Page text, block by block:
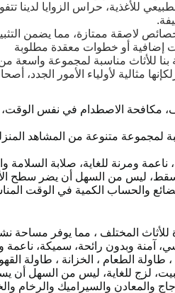
بخصائص لاصقة ممتازة، مما يضمن
إضافية أو خطوات معقدة مطلوبة
بنا للأثاث مناسبة لمجموعة
مثالية لأولياء الأمور الجدد،
الاصطدام في نفس الوقت،
لمجموعة متنوعة من المشاهد
ناعمة ومرنة للغاية، صلابة
ليس من السهل أن يضر سطح
والحساب الكمية في الوقت
للأثاث المختلف ، مما يوفر مساحة
آمنة وبدون رائحة، سميكة، ناعمة
الطعام ، الخزانة ، طاولة
لزج للغاية، ليس من السهل أن
والسيراميك والرخام